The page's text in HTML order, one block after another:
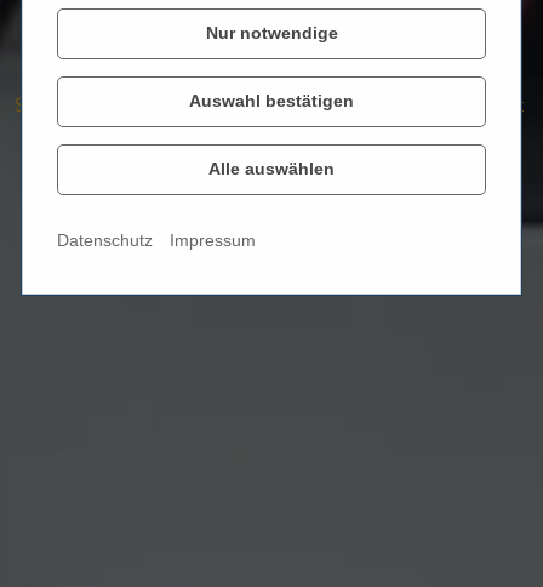
Startseite 80798 München - Schwabing West
Nur notwendige
Auswahl bestätigen
Alle auswählen
Datenschutz Impressum